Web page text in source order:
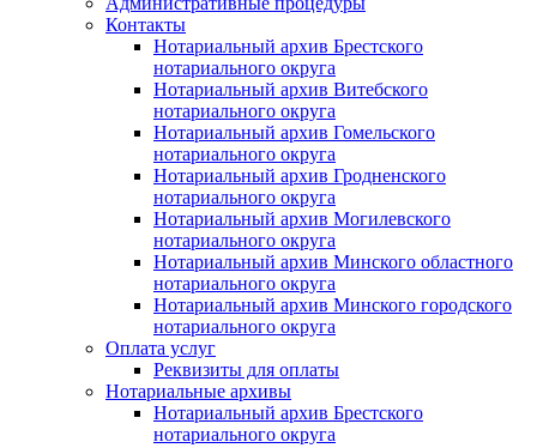
Контакты
Нотариальный архив Брестского
нотариального округа
Нотариальный архив Витебского
нотариального округа
Нотариальный архив Гомельского
нотариального округа
Нотариальный архив Гродненского
нотариального округа
Нотариальный архив Могилевского
нотариального округа
Нотариальный архив Минского областного
нотариального округа
Нотариальный архив Минского городского
нотариального округа
Оплата услуг
Реквизиты для оплаты
Нотариальные архивы
Нотариальный архив Брестского
нотариального округа